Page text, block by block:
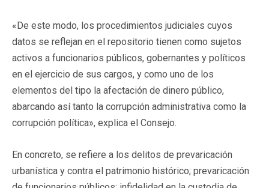
«De este modo, los procedimientos judiciales cuyos
datos se reflejan en el repositorio tienen como sujetos
activos a funcionarios públicos, gobernantes y políticos
en el ejercicio de sus cargos, y como uno de los
elementos del tipo la afectación de dinero público,
abarcando así tanto la corrupción administrativa como la
corrupción política», explica el Consejo.
En concreto, se refiere a los delitos de prevaricación
urbanística y contra el patrimonio histórico; prevaricación